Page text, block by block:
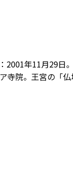
2001年11月29日
寺院。王宮の「